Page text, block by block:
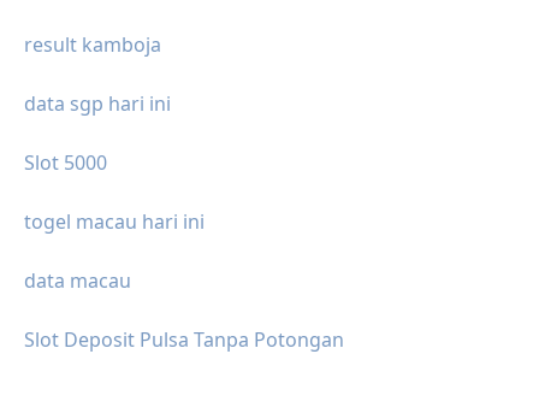
result kamboja
data sgp hari ini
Slot 5000
togel macau hari ini
data macau
Slot Deposit Pulsa Tanpa Potongan